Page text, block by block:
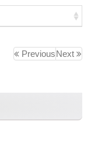
PreviousNext